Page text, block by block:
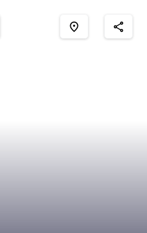
place share